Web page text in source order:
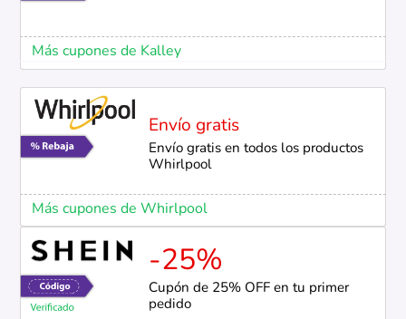
Más cupones de Kalley
Envío gratis
Envío gratis en todos los productos
Whirlpool
Más cupones de Whirlpool
-25%
Cupón de 25% OFF en tu primer
pedido